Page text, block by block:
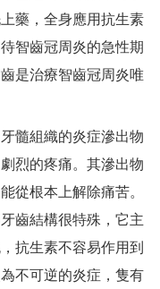
藥，全身應用抗生素
智齒冠周炎的急性期
是治療智齒冠周炎唯
髓組織的炎症滲出物
烈的疼痛。其滲出物
從根本上解除痛苦。
齒結構很特殊，它主
抗生素不容易作用到
不可逆的炎症，隻有